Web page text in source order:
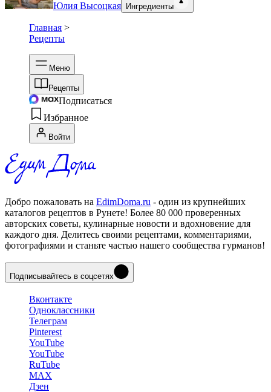
Юлия Высоцкая Ингредиенты
Главная >
Рецепты
Меню
Рецепты
Подписаться
Избранное
Войти
Добро пожаловать на EdimDoma.ru - один из крупнейших
каталогов рецептов в Рунете! Более 80 000 проверенных
авторских советы, кулинарные новости и вдохновение для
каждого дня. Делитесь своими рецептами, комментариями,
фотографиями и станьте частью нашего сообщества гурманов!
Подписывайтесь в соцсетях
Вконтакте
Одноклассники
Телеграм
Pinterest
YouTube
YouTube
RuTube
MAX
Дзен